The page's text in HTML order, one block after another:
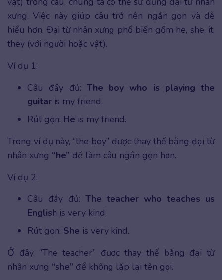
xưng. Việc này giúp câu trở nên ngắn gọn và dễ
hiểu hơn. Đại từ nhân xưng phổ biến gồm he, she, it,
they (với người hoặc vật).
Ví dụ 1:
Câu đầy đủ: The boy who is playing the
guitar is my friend.
Rút gọn: He is my friend.
Trong ví dụ này, “the boy” được thay thế bằng đại từ
nhân xưng “he” để làm câu ngắn gọn hơn.
Ví dụ 2:
Câu đầy đủ: The teacher who teaches us
English is very kind.
Rút gọn: She is very kind.
Ở đây, “The teacher” được thay thế bằng đại từ
nhân xưng “she” để không lặp lại tên gọi.